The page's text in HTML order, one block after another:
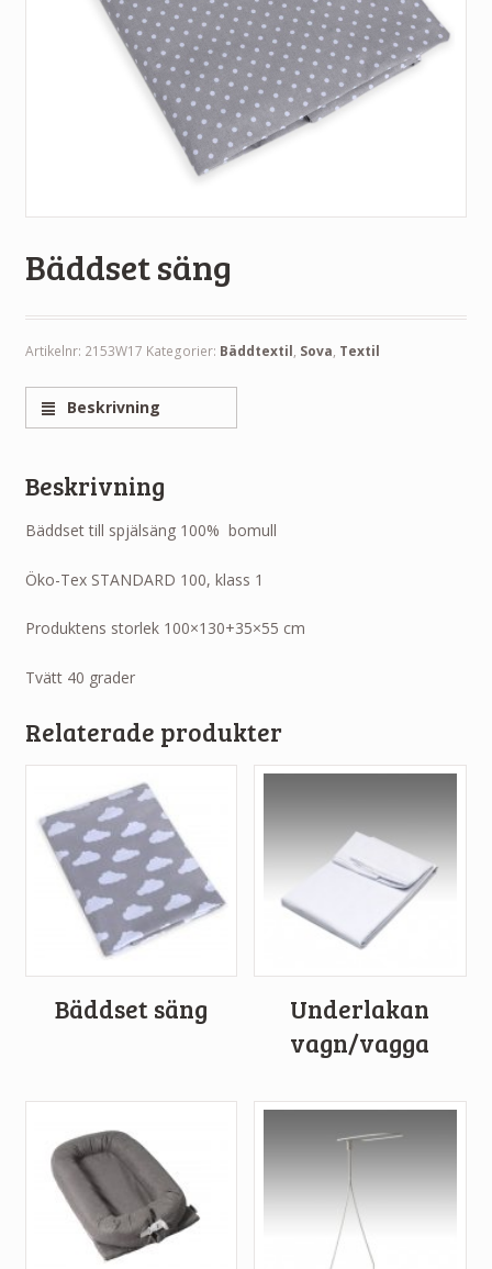
Bäddset säng
Artikelnr: 2153W17 Kategorier: Bäddtextil, Sova, Textil
Beskrivning
Beskrivning
Bäddset till spjälsäng 100% bomull
Öko-Tex STANDARD 100, klass 1
Produktens storlek 100×130+35×55 cm
Tvätt 40 grader
Relaterade produkter
Bäddset säng
Underlakan
vagn/vagga